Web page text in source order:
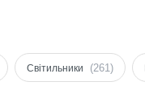
Світильники (261)